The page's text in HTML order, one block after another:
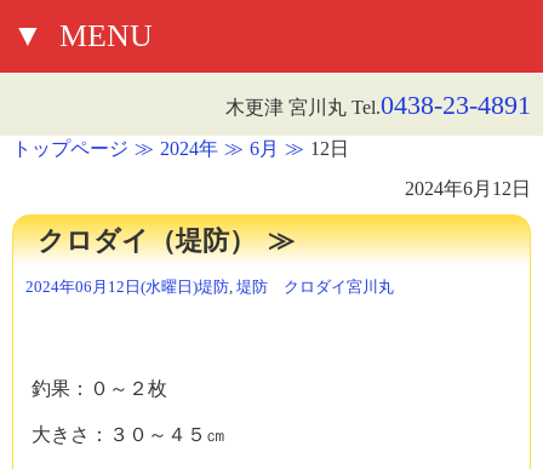
▼ MENU
木更津 宮川丸 Tel.0438-23-4891
トップページ 2024年 6月
12日
2024年6月12日
クロダイ（堤防）
2024年06月12日(水曜日)堤防, 堤防 クロダイ宮川丸
釣果：０～２枚
大きさ：３０～４５㎝